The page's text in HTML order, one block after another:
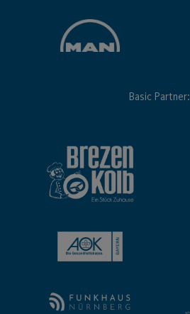
Basic Partner: